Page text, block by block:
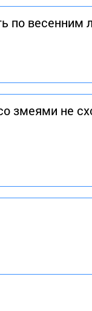
по весенним
змеями не